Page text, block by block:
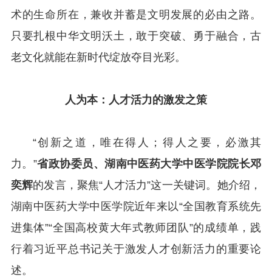
术的生命所在，兼收并蓄是文明发展的必由之路。
只要扎根中华文明沃土，敢于突破、勇于融合，古
老文化就能在新时代绽放夺目光彩。
人为本：人才活力的激发之策
“创新之道，唯在得人；得人之要，必激其
力。”省政协委员、湖南中医药大学中医学院院长邓
奕辉的发言，聚焦“人才活力”这一关键词。她介绍，
湖南中医药大学中医学院近年来以“全国教育系统先
进集体”“全国高校黄大年式教师团队”的成绩单，践
行着习近平总书记关于激发人才创新活力的重要论
述。